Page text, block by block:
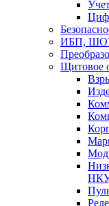
ИБП,
Щитовое